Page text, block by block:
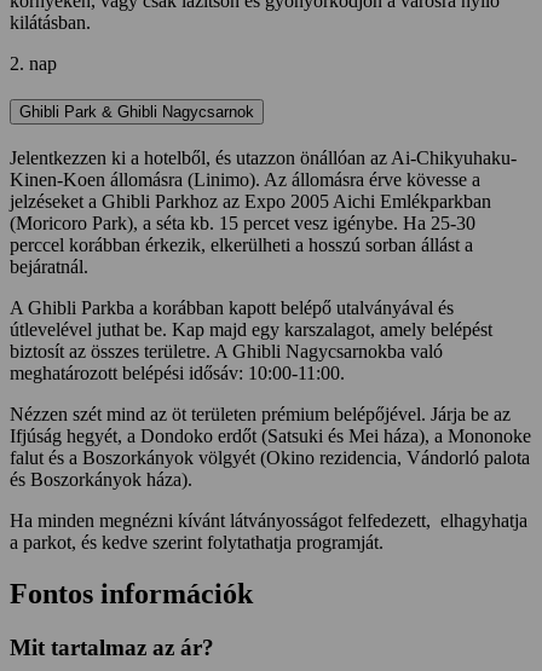
kilátásban.
2. nap
Ghibli Park & Ghibli Nagycsarnok
Jelentkezzen ki a hotelből, és utazzon önállóan az Ai-Chikyuhaku-
Kinen-Koen állomásra (Linimo). Az állomásra érve kövesse a
jelzéseket a Ghibli Parkhoz az Expo 2005 Aichi Emlékparkban
(Moricoro Park), a séta kb. 15 percet vesz igénybe. Ha 25-30
perccel korábban érkezik, elkerülheti a hosszú sorban állást a
bejáratnál.
A Ghibli Parkba a korábban kapott belépő utalványával és
útlevelével juthat be. Kap majd egy karszalagot, amely belépést
biztosít az összes területre. A Ghibli Nagycsarnokba való
meghatározott belépési idősáv: 10:00-11:00.
Nézzen szét mind az öt területen prémium belépőjével. Járja be az
Ifjúság hegyét, a Dondoko erdőt (Satsuki és Mei háza), a Mononoke
falut és a Boszorkányok völgyét (Okino rezidencia, Vándorló palota
és Boszorkányok háza).
Ha minden megnézni kívánt látványosságot felfedezett, elhagyhatja
a parkot, és kedve szerint folytathatja programját.
Fontos információk
Mit tartalmaz az ár?